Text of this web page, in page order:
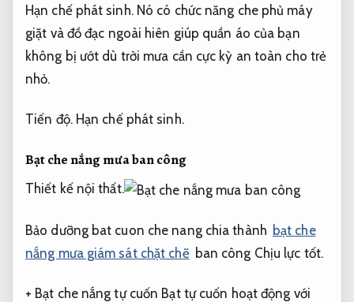
Hạn chế phát sinh.Nó có chức năng che phủ máy
giặt và đồ đạc ngoài hiên giúp quần áo của bạn
không bị ướt dù trời mưa cần cực kỳ an toàn cho trẻ
nhỏ.
Tiến độ. Hạn chế phát sinh.
Bạt che nắng mưa ban công
Thiết kế nội thất.
Bảo dưỡng bat cuon che nang chia thành bạt che
nắng mưa giám sát chặt chẽ ban công Chịu lực tốt.
+ Bạt che nắng tự cuốn Bạt tự cuốn hoạt động với